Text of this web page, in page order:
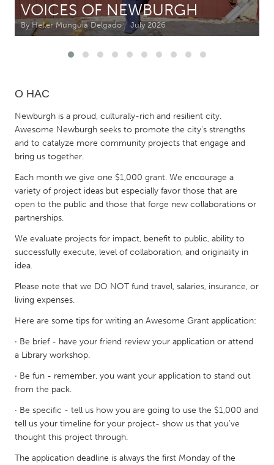
CANADA
MALAYSIA
Kuala Lumpur
NETHERLANDS
Leiden
Utrecht
UNITED KINGDOM
UNITED STATES
Ann Arbor, MI
Austin, TX
VOICES OF NEWBURGH
By Heller Munguia Delgado July 2026
О НАС
Newburgh is a proud, culturally-rich and resilient city.
Awesome Newburgh seeks to promote the city's strengths
and to catalyze more community projects that engage and
bring us together.
Each month we give one $1,000 grant. We encourage a
variety of project ideas but especially favor those that are
open to the public and those that forge new collaborations or
partnerships.
We evaluate projects for impact, benefit to public, ability to
successfully execute, level of collaboration, and originality in
idea.
Please note that we DO NOT fund travel, salaries, insurance, or
living expenses.
Here are some tips for writing an Awesome Grant application:
· Be brief - have your friend review your application or attend
a Library workshop.
· Be fun - remember, you want your application to stand out
from the pack.
· Be specific - tell us how you are going to use the $1,000 and
tell us your timeline for your project- show us that you've
thought this project through.
The application deadline is always the first Monday of the